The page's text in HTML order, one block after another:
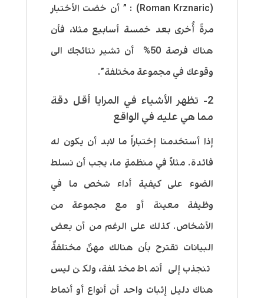
(Roman Krznaric) : ” أن خضت الأختبار
مرةً أُخرى بعد خمسة أسابيع مثلا، فأن
هناك فرصة 50% أن تشير نتائجك الى
وقوعك في مجموعة مختلفة”.
2- تظهر الأشياء في المرايا أقل دقة
مما هي عليه في الواقع
إذا أستخدمنا إختباراً ما لابد أن يكون له
فائدة. مثلاً في منظمةٍ ما، يجب أن نسلط
الضوء على كيفية أداء شخص ما في
وظيفة معينة أو مع مجموعة من
الأشخاص. كذلك على الرغم من أنبعض
البيانات تقترح بأن هنالك مهنٌ مختلفةٌ
تنجذب إلى أنماط مختلفة، ولكن ليس
هناك دليل إثبات واحد أن أنواع أو أنماط